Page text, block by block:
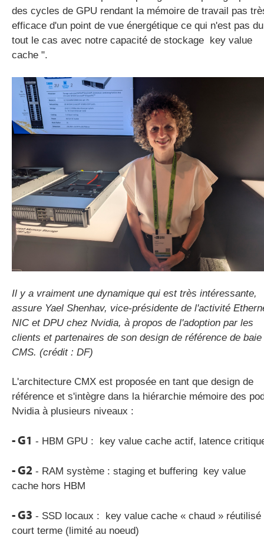
des cycles de GPU rendant la mémoire de travail pas
efficace d'un point de vue énergétique ce qui n'est pas du
tout le cas avec notre capacité de stockage key value
cache ".
Il y a vraiment une dynamique qui est très intéressante,
assure Yael Shenhav, vice-présidente de l'activité
NIC et DPU chez Nvidia, à propos de l'adoption par les
clients et partenaires de son design de référence de baie
CMS. (crédit : DF)
L'architecture CMX est proposée en tant que design de
référence et s'intègre dans la hiérarchie mémoire des
Nvidia à plusieurs niveaux :
- G1 - HBM GPU : key value cache actif, latence
- G2 - RAM système : staging et buffering key value
cache hors HBM
- G3 - SSD locaux : key value cache « chaud » réutilisé
court terme (limité au noeud)